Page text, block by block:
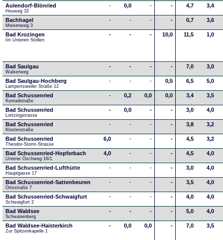
Aulendorf-Blönried
Heuweg 32
- 0,0 - - 4,7 3,4
Bachhagel
Meisenweg 3
- - - - 0,7 3,6
Bad Krozingen
Im Unteren Stollen
- - - 10,0 11,5 1,0
Bad Saulgau
Walserweg
- - - - 7,0 3,0
Bad Saulgau-Hochberg
Lampertsweiler Straße 12
- - - 0,5 6,5 5,0
Bad Schussenried
Konradstraße
- 0,2 0,0 0,0 3,4 3,5
Bad Schussenried
Lortzingstrasse
- 0,0 - - 3,0 4,0
Bad Schussenried
Klosterstraße
- - - - 3,8 3,2
Bad Schussenried
Theodor-Storm-Strasse
6,0 - - - 4,5 3,2
Bad Schussenried-Hopferbach
Unterer Öschweg 16/1
4,0 - - - 4,5 4,0
Bad Schussenried-Lufthütte
Hauptgasse 17
- - - - 3,0 4,0
Bad Schussenried-Sattenbeuren
Ortsstraße 7
- - - - 3,5 4,0
Bad Schussenried-Schwaigfurt
Schwaigfurt 2
- - - - 4,0 4,0
Bad Waldsee
Schwanenberg
- - - - 5,0 4,0
Bad Waldsee-Haisterkirch
Zur Spitzenkapelle 1
- 0,0 0,0 - 7,0 3,5